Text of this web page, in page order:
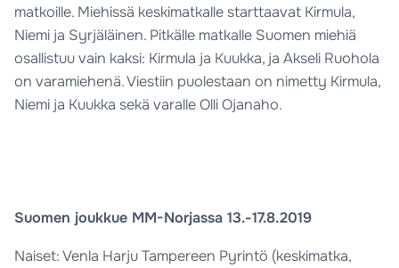
matkoille. Miehissä keskimatkalle starttaavat Kirmula,
Niemi ja Syrjäläinen. Pitkälle matkalle Suomen miehiä
osallistuu vain kaksi: Kirmula ja Kuukka, ja Akseli Ruohola
on varamiehenä. Viestiin puolestaan on nimetty Kirmula,
Niemi ja Kuukka sekä varalle Olli Ojanaho.
Suomen joukkue MM-Norjassa 13.-17.8.2019
Naiset: Venla Harju Tampereen Pyrintö (keskimatka,